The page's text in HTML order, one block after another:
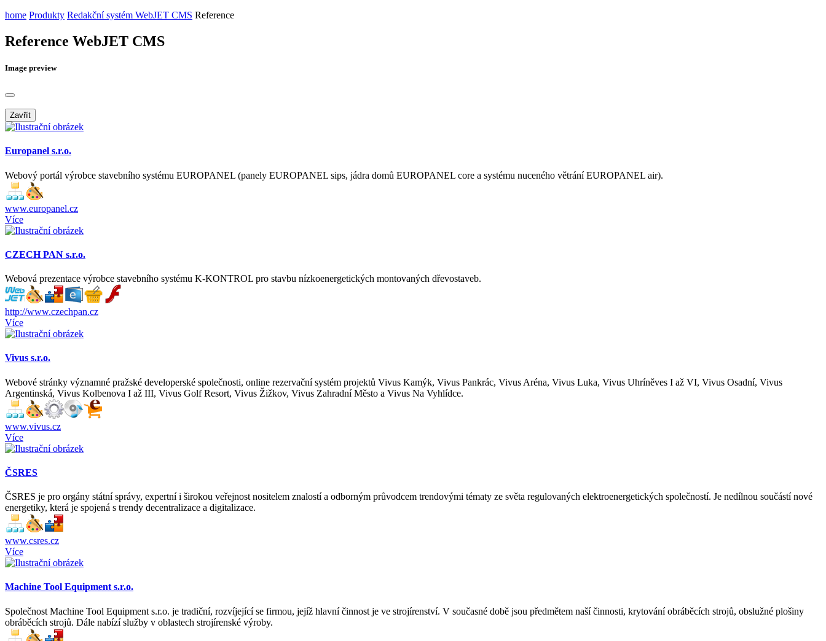
home Produkty Redakční systém WebJET CMS Reference
Reference WebJET CMS
Image preview
Zavřít
Europanel s.r.o.
Webový portál výrobce stavebního systému EUROPANEL (panely EUROPANEL sips, jádra domů EUROPANEL core a systému nuceného větrání EUROPANEL air).
www.europanel.cz
Více
CZECH PAN s.r.o.
Webová prezentace výrobce stavebního systému K-KONTROL pro stavbu nízkoenergetických montovaných dřevostaveb.
http://www.czechpan.cz
Více
Vivus s.r.o.
Webové stránky významné pražské developerské společnosti, online rezervační systém projektů Vivus Kamýk, Vivus Pankrác, Vivus Aréna, Vivus Luka, Vivus Uhríněves I až VI, Vivus Osadní, Vivus
Argentinská, Vivus Kolbenova I až III, Vivus Golf Resort, Vivus Žižkov, Vivus Zahradní Město a Vivus Na Vyhlídce.
www.vivus.cz
Více
ČSRES
ČSRES je pro orgány státní správy, expertní i širokou veřejnost nositelem znalostí a odborným průvodcem trendovými tématy ze světa regulovaných elektroenergetických společností. Je nedílnou součástí nové
energetiky, která je spojená s trendy decentralizace a digitalizace.
www.csres.cz
Více
Machine Tool Equipment s.r.o.
Společnost Machine Tool Equipment s.r.o. je tradiční, rozvíjející se firmou, jejíž hlavní činnost je ve strojírenství. V současné době jsou předmětem naší činnosti, krytování obráběcích strojů, obslužné plošiny
obráběcích strojů. Dále nabízí služby v oblastech strojírenské výroby.